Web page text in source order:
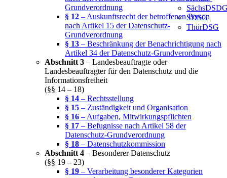
SDSG
ThürDSG
Grundverordnung
§ 12 – Auskunftsrecht der betroffenen Person
nach Artikel 15 der Datenschutz-
Grundverordnung
§ 13 – Beschränkung der Benachrichtigung nach
Artikel 34 der Datenschutz-Grundverordnung
Abschnitt 3 – Landesbeauftragte oder
Landesbeauftragter für den Datenschutz und die
Informationsfreiheit
(§§ 14 – 18)
§ 14 – Rechtsstellung
§ 15 – Zuständigkeit und Organisation
§ 16 – Aufgaben, Mitwirkungspflichten
§ 17 – Befugnisse nach Artikel 58 der
Datenschutz-Grundverordnung
§ 18 – Datenschutzkommission
Abschnitt 4 – Besonderer Datenschutz
(§§ 19 – 23)
§ 19 – Verarbeitung besonderer Kategorien